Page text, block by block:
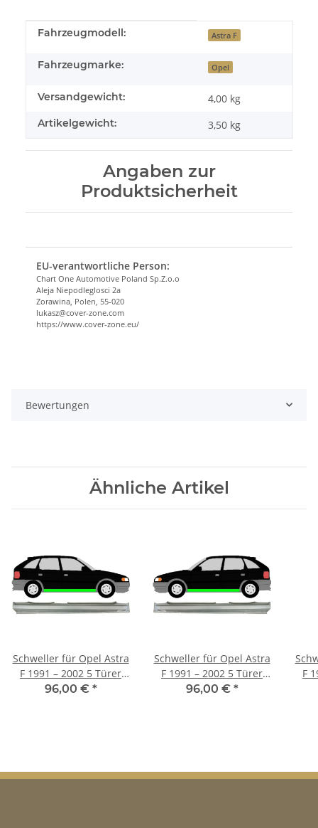
Produkteigenschaft
Wert
Fahrzeugmodell: Astra F
Fahrzeugmarke: Opel
Versandgewicht: 4,00 kg
Artikelgewicht: 3,50 kg
Angaben zur
Produktsicherheit
EU-verantwortliche Person:
Chart One Automotive Poland Sp.Z.o.o
Aleja Niepodleglosci 2a
Zorawina, Polen, 55-020
lukasz@cover-zone.com
https://www.cover-zone.eu/
Bewertungen
Ähnliche Artikel
Schweller für Opel Astra
F 1991 – 2002 5 Türer
rechts
96,00 € *
Schweller für Opel Astra
F 1991 – 2002 5 Türer
links
96,00 € *
F